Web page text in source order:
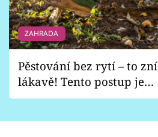
ZAHRADA
Pěstování bez rytí – to zní
lákavě! Tento postup je
vhodný jen pro některé